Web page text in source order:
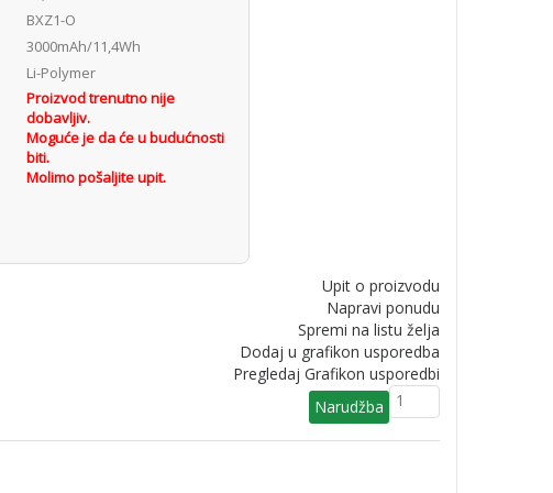
BXZ1-O
3000mAh/11,4Wh
Li-Polymer
Proizvod trenutno nije
dobavljiv.
Moguće je da će u budućnosti
biti.
Molimo pošaljite upit.
Upit o proizvodu
Napravi ponudu
Spremi na listu želja
Dodaj u grafikon usporedba
Pregledaj Grafikon usporedbi